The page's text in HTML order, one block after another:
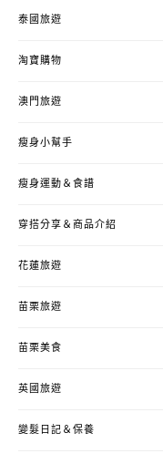
泰國旅遊
淘寶購物
澳門旅遊
瘦身小幫手
瘦身運動＆食譜
穿搭分享＆商品介紹
花蓮旅遊
苗栗旅遊
苗栗美食
英國旅遊
變髮日記＆保養